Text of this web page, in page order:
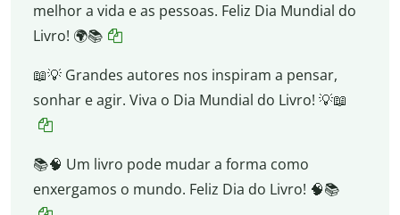
melhor a vida e as pessoas. Feliz Dia Mundial do
Livro! 🌍📚
📖💡 Grandes autores nos inspiram a pensar,
sonhar e agir. Viva o Dia Mundial do Livro! 💡📖
📚🧠 Um livro pode mudar a forma como
enxergamos o mundo. Feliz Dia do Livro! 🧠📚